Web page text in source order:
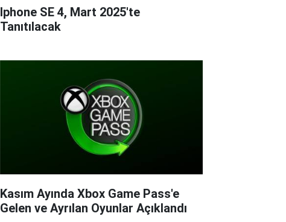
Iphone SE 4, Mart 2025'te
Tanıtılacak
Kasım Ayında Xbox Game Pass'e
Gelen ve Ayrılan Oyunlar Açıklandı